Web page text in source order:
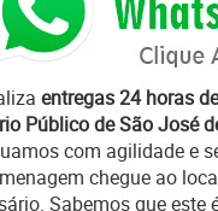
entregas 24 horas
Público de São José
com agilidade e
chegue ao
Sabemos que este